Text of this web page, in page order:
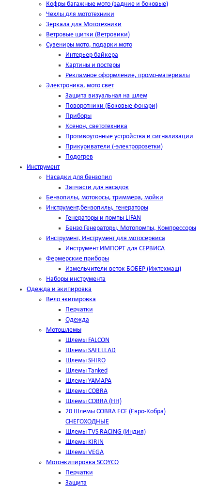
Кофры багажные мото (задние и боковые)
Чехлы для мототехники
Зеркала для Мототехники
Ветровые щитки (Ветровики)
Сувениры мото, подарки мото
Интерьер байкера
Картины и постеры
Рекламное оформление, промо-материалы
Электроника, мото свет
Защита визуальная на шлем
Поворотники (Боковые фонари)
Приборы
Ксенон, светотехника
Противоугонные устройства и сигнализации
Прикуриватели (-электророзетки)
Подогрев
Инструмент
Насадки для бензопил
Запчасти для насадок
Бензопилы, мотокосы, триммера, мойки
Инструмент,бензопилы, генераторы
Генераторы и помпы LIFAN
Бензо Генераторы, Мотопомпы, Компрессоры
Инструмент, Инструмент для мотосервиса
Инструмент ИМПОРТ для СЕРВИСА
Фермерские приборы
Измельчители веток БОБЕР (Ижтехмаш)
Наборы инструмента
Одежда и экипировка
Вело экипировка
Перчатки
Одежда
Мотошлемы
Шлемы FALCON
Шлемы SAFELEAD
Шлемы SHIRO
Шлемы Tanked
Шлемы YAMAPA
Шлемы COBRA
Шлемы COBRA (HH)
20 Шлемы COBRA ECE (Евро-Кобра)
СНЕГОХОДНЫЕ
Шлемы TVS RACING (Индия)
Шлемы KIRIN
Шлемы VEGA
Мотоэкипировка SCOYCO
Перчатки
Защита